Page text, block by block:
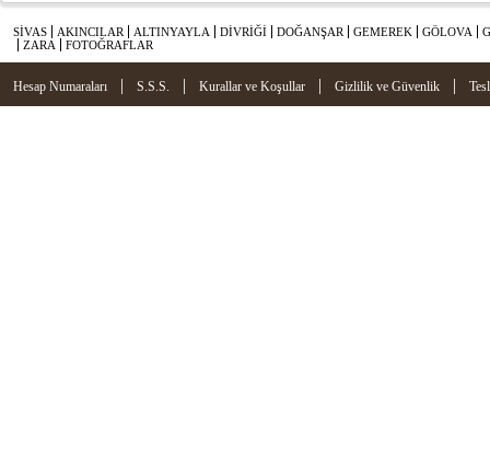
SİVAS AKINCILAR ALTINYAYLA DİVRİĞİ DOĞANŞAR GEMEREK GÖLOVA
ZARA
FOTOĞRAFLAR
Hesap Numaraları | S.S.S. | Kurallar ve Koşullar | Gizlilik ve Güvenlik |